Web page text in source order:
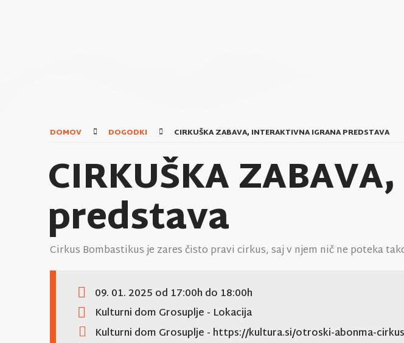
DOMOV DOGODKI CIRKUŠKA ZABAVA, INTERAKTIVNA IGRANA PREDSTAVA
CIRKUŠKA
predstava
Cirkus Bombastikus je zares čisto pravi cirkus, saj v njem nič ne poteka
09. 01. 2025 od 17:00h do 18:00h
Kulturni dom Grosuplje - Lokacija
Kulturni dom Grosuplje - https://kultura.si/otroski-abonma-